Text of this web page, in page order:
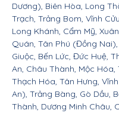
Dương), Biên Hòa, Long
Trạch, Trảng Bom, Vĩnh
Long Khánh, Cẩm Mỹ,
Quán, Tân Phú (Đồng
Giuộc, Bến Lức, Đức Huệ,
An, Châu Thành, Mộc Hóa,
Thạch Hóa, Tân Hưng,
An), Trảng Bàng, Gò Dầu,
Thành, Dương Minh Châu,